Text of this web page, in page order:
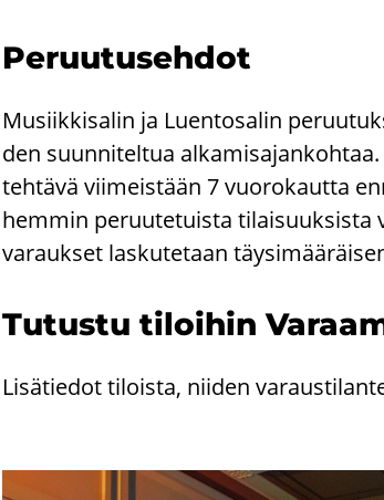
Pe­ruu­tuseh­dot
Musiik­ki­sa­lin ja Luen­to­sa­lin
den suun­ni­tel­tua
teh­tä­vä vii­meis­tään 7 vuo­ro­kaut­ta
hem­min pe­ruu­te­tuis­ta ti­lai­suuk­sis­ta
va­rauk­set las­ku­te­taan
Tu­tus­tu ti­loi­hin
Li­sä­tie­dot ti­lois­ta, nii­den